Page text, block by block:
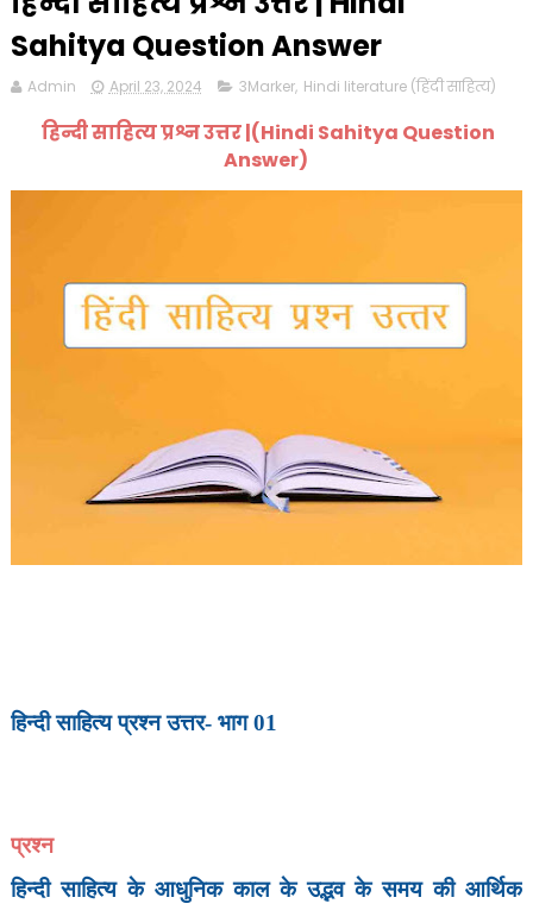
Sahitya Question Answer
Admin April 23, 2024 3Marker, Hindi literature (हिंदी साहित्य)
हिन्दी साहित्य प्रश्न उत्तर |(Hindi Sahitya Question
Answer)
हिन्दी साहित्य प्रश्न उत्तर- भाग 01
प्रश्न
हिन्दी साहित्य के आधुनिक काल के उद्भव के समय की आर्थिक